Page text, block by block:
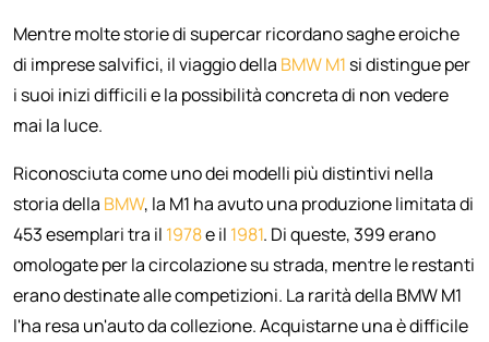
Mentre molte storie di supercar ricordano saghe eroiche
di imprese salvifici, il viaggio della BMW M1 si distingue per
i suoi inizi difficili e la possibilità concreta di non vedere
mai la luce.
Riconosciuta come uno dei modelli più distintivi nella
storia della BMW, la M1 ha avuto una produzione limitata di
453 esemplari tra il 1978e il 1981. Di queste, 399 erano
omologate per la circolazione su strada, mentre le restanti
erano destinate alle competizioni. La rarità della BMW M1
l'ha resa un'auto da collezione. Acquistarne una è difficile